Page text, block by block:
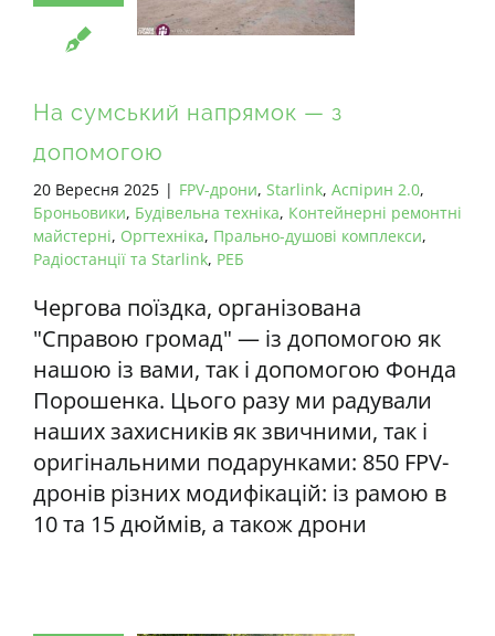
ВСІ РЕКВІЗИТИ
На сумський напрямок — з
допомогою
20 Вересня 2025 | FPV-дрони, Starlink, Аспірин 2.0,
Броньовики, Будівельна техніка, Контейнерні ремонтні
майстерні, Оргтехніка, Прально-душові комплекси,
Радіостанції та Starlink, РЕБ
Чергова поїздка, організована
"Справою громад" — із допомогою як
нашою із вами, так і допомогою Фонда
Порошенка. Цього разу ми радували
наших захисників як звичними, так і
оригінальними подарунками: 850 FPV-
дронів різних модифікацій: із рамою в
10 та 15 дюймів, а також дрони